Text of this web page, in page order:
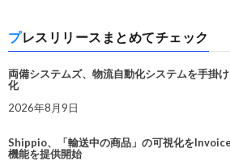
プレスリリースまとめてチェック
両備システムズ、物流自動化システムを手掛
化
2026年8月9日
Shippio、「輸送中の商品」の可視化を
機能を提供開始